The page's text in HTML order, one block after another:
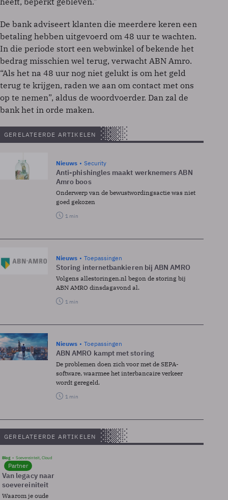
De bank adviseert klanten die meerdere keren een
betaling hebben uitgevoerd om 48 uur te wachten.
In die periode stort een webwinkel of bekende het
bedrag misschien wel terug, verwacht ABN Amro.
“Als het na 48 uur nog niet gelukt is om het geld
terug te krijgen, raden we aan om contact met ons
op te nemen”, aldus de woordvoerder. Dan zal de
bank het in orde maken.
GERELATEERDE ARTIKELEN
Nieuws Security
Anti-phishingles maakt werknemers ABN
Amro boos
Onderwerp van de bewustwordingsactie was niet
goed gekozen
1 min
Nieuws Toepassingen
Storing internetbankieren bij ABN AMRO
Volgens allestoringen.nl begon de storing bij
ABN AMRO dinsdagavond al.
1 min
Nieuws Toepassingen
ABN AMRO kampt met storing
De problemen doen zich voor met de SEPA-
software, waarmee het interbancaire verkeer
wordt geregeld.
1 min
GERELATEERDE ARTIKELEN
Blog Soevereinteit, Cloud
Partner
Van legacy naar
soevereiniteit
Waarom je oude